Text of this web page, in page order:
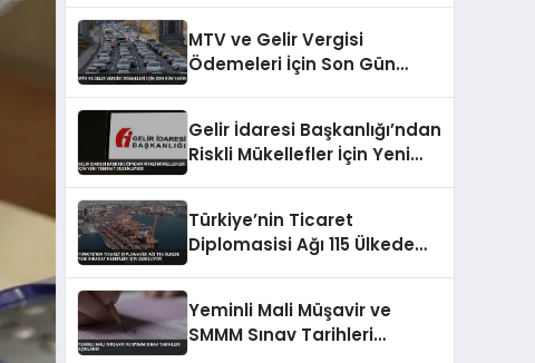
MTV ve Gelir Vergisi
Ödemeleri İçin Son Gün
Gelir İdaresi Başkanlığı’ndan
Riskli Mükellefler İçin Yeni
Türkiye’nin Ticaret
Diplomasisi Ağı 115 Ülkede
Yeminli Mali Müşavir ve
SMMM Sınav Tarihleri